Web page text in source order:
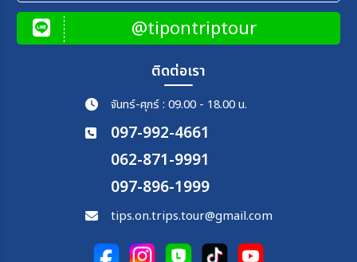
@tipontriptour
ติดต่อเรา
จันทร์-ศุกร์ : 09.00 - 18.00 น.
097-992-4661
062-871-9991
097-896-1999
tips.on.trips.tour@gmail.com